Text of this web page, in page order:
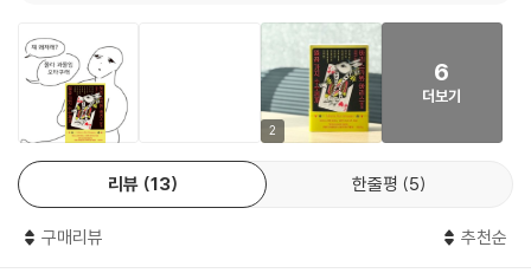
“안심해라. 배는 채울 수 없지만 추리연에 어울리는 이야기를 선물로 가져
왔어. 겸사겸사 모치도 데려왔으니 마음껏 지혜를 빌려 봐.”
“사람을 멋대로 선물 취급하지 마.”
모치즈키가 따지고 들었지만 본격 미스터리 마니아인 그의 눈에는 벌써 호
기심이 묻어났다.
나는 기뻐하는 마리아와 얼굴을 마주 보고 에가미 선배의 반응을 살폈다.
장로가 말했다.
“훌륭한 부원이로군. 당장 들어 볼까?”
《방주》(2022년) 등으로 일본뿐 아니라 동아시아 미스터리 랭킹을 석권한
유키 하루오, 본격 미스터리의 경계를 자유롭게 넘나들며 평론가로도 활동
하고 있는 《투명인간은 밀실에 숨는다》(2021년)의 아쓰카와 다쓰미, 《시
인장의 살인》(2017년)으로 데뷔해 어느덧 본격 미스터리의 선두에 위치
한 이마무라 마사히로까지.
아리스가와 아리스의 표현을 빌면, ’잡지 목차에 있으면 이름에서 빛이 나
는‘ 인기 작가들이 평생 단 한 번뿐인 35주년 헌정 작품집에 속속 참여했
- 독서미터
“아리스가와 아리스의 35주년을 기념하는 작품입니다. 아리스가와의 작
품을 많이 읽었다면 더 잘 이해하고 즐길 수 있으나 아리스가와의 작품을
읽지 않은 사람들도 참여한 작가들의 높은 역량 덕분에 재미있게 읽을 수
있습니다.”
- note
2
6
더보기
리뷰 13 한줄평 5
구매리뷰 추천순